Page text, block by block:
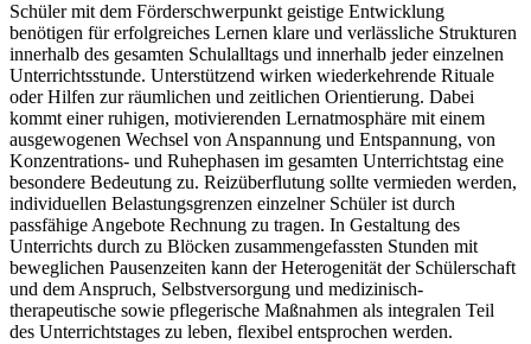
Schüler mit dem Förderschwerpunkt geistige Entwicklung
benötigen für erfolgreiches Lernen klare und verlässliche Strukturen
innerhalb des gesamten Schulalltags und innerhalb jeder einzelnen
Unterrichtsstunde. Unterstützend wirken wiederkehrende Rituale
oder Hilfen zur räumlichen und zeitlichen Orientierung. Dabei
kommt einer ruhigen, motivierenden Lernatmosphäre mit einem
ausgewogenen Wechsel von Anspannung und Entspannung, von
Konzentrations- und Ruhephasen im gesamten Unterrichtstag eine
besondere Bedeutung zu. Reizüberflutung sollte vermieden werden,
individuellen Belastungsgrenzen einzelner Schüler ist durch
passfähige Angebote Rechnung zu tragen. In Gestaltung des
Unterrichts durch zu Blöcken zusammengefassten Stunden mit
beweglichen Pausenzeiten kann der Heterogenität der Schülerschaft
und dem Anspruch, Selbstversorgung und medizinisch-
therapeutische sowie pflegerische Maßnahmen als integralen Teil
des Unterrichtstages zu leben, flexibel entsprochen werden.